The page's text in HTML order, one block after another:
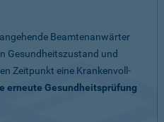
Beamtenanwärter
Gesundheitszustand und
Zeitpunkt eine Krankenvoll-
erneute Gesundheitsprüfung